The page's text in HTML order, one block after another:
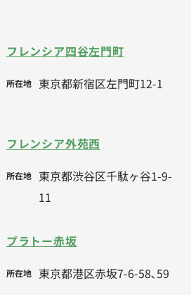
フレンシア四谷左門町
所在地 東京都新宿区左門町12-1
フレンシア外苑西
所在地
東京都渋谷区千駄ヶ谷1-9-
11
プラトー赤坂
所在地 東京都港区赤坂7-6-58､59